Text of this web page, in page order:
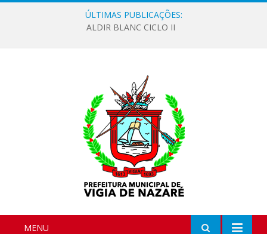
ÚLTIMAS PUBLICAÇÕES:
ALDIR BLANC CICLO II
MENU